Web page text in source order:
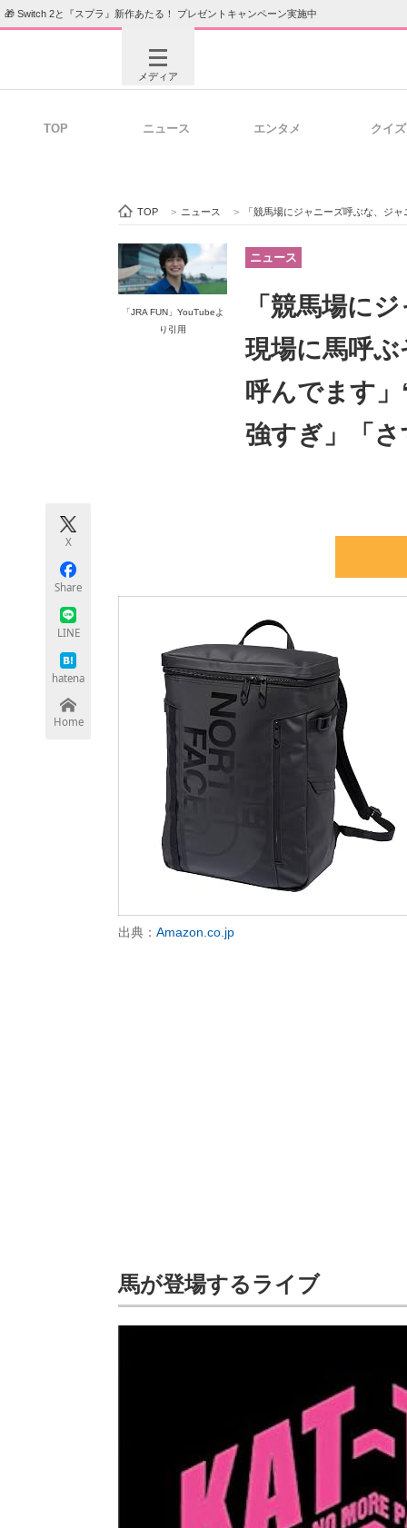
🎁 Switch 2と『スプラ』新作あたる！ プレゼントキャンペーン実施中
メディア
ビジネスと働き方のヒント
ITエンジニア向け専門サイト 企業向けIT
モノづくり技術者専門サイト エレクトロ
TOP ニュース エンタメ クイズ
TOP > ニュース > 「競馬場にジャニーズ呼ぶな、ジャニーズの
「JRA FUN」YouTubeよ
り引用
ニュース
「競馬場に
現場に馬呼
呼んでます
強すぎ」「さ
X
Share
LINE
hatena
Home
出典： Amazon.co.jp
馬が登場するライブ